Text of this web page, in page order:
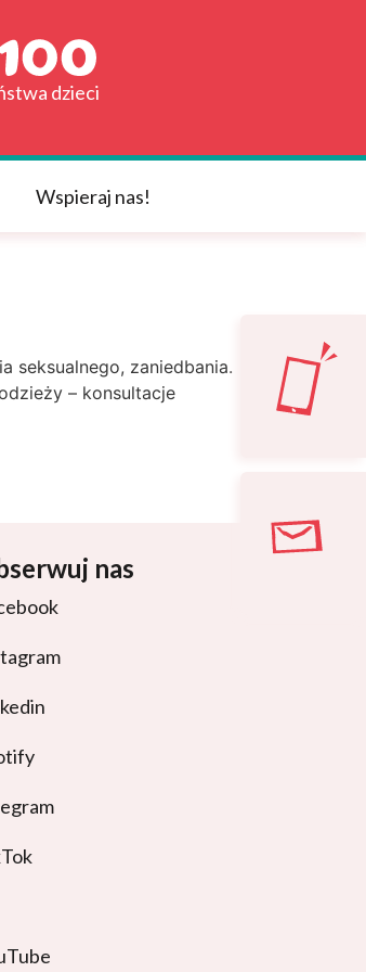
dzieci
Wspieraj nas!
seksualnego, zaniedbania.
– konsultacje
nas